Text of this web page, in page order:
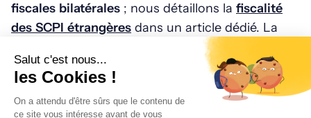
fiscales bilatérales ; nous détaillons la fiscalité
des SCPI étrangères dans un article dédié. La
formulaire 2047
du renseignement de l’IFU étranger.